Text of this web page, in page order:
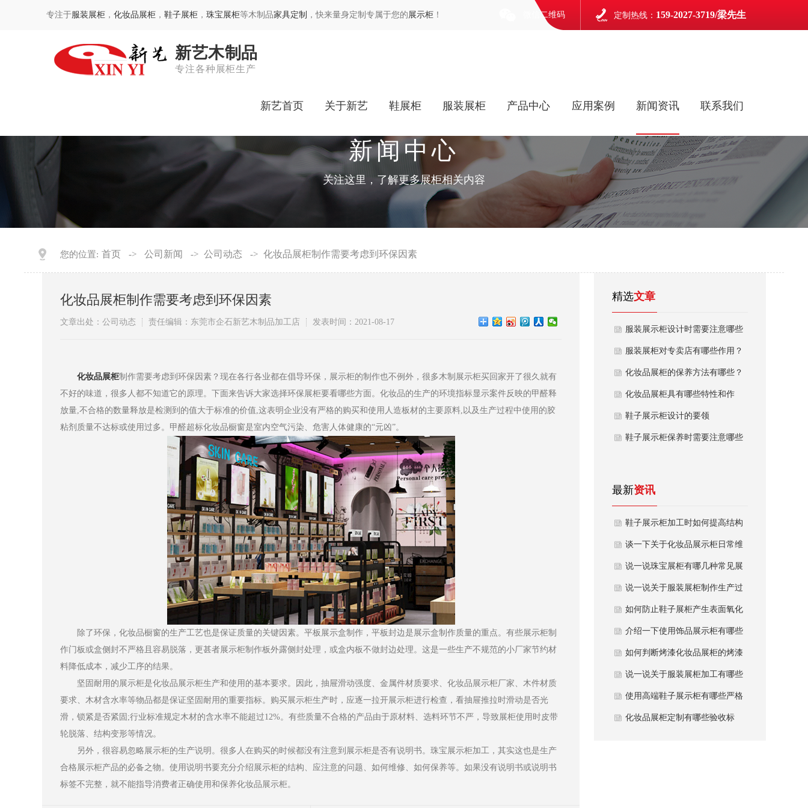
专注于服装展柜 ，化妆品展柜 ，鞋子展柜 ，珠宝展柜等木制品家具定制 ，快来量身定制专属于您的展示柜 ！ 微信二维码 定制热线： 159-2027-3719/梁先生
新艺木制品
专注各种展柜生产
新艺首页 关于新艺 鞋展柜 服装展柜 产品中心 应用案例 新闻资讯 联系我们
新闻中心
关注这里，了解更多展柜相关内容
您的位置: 首页 -> 公司新闻 -> 公司动态 -> 化妆品展柜制作需要考虑到环保因素
化妆品展柜制作需要考虑到环保因素
文章出处：公司动态 责任编辑：东莞市企石新艺木制品加工店 发表时间：2021-08-17
化妆品展柜制作需要考虑到环保因素？现在各行各业都在倡导环保，展示柜的制作也不例外，很多木制展示柜买回家开了很久就有
不好的味道，很多人都不知道它的原理。下面来告诉大家选择环保展柜要看哪些方面。化妆品的生产的环境指标显示案件反映的甲醛释
放量,不合格的数量释放是检测到的值大于标准的价值,这表明企业没有严格的购买和使用人造板材的主要原料,以及生产过程中使用的胶
粘剂质量不达标或使用过多。甲醛超标化妆品橱窗是室内空气污染、危害人体健康的“元凶”。
除了环保，化妆品橱窗的生产工艺也是保证质量的关键因素。平板展示盒制作，平板封边是展示盒制作质量的重点。有些展示柜制
作门板或盒侧封不严格且容易脱落，更甚者展示柜制作板外露侧封处理，或盒内板不做封边处理。这是一些生产不规范的小厂家节约材
料降低成本，减少工序的结果。
坚固耐用的展示柜是化妆品展示柜生产和使用的基本要求。因此，抽屉滑动强度、金属件材质要求、化妆品展示柜厂家、木件材质
要求、木材含水率等物品都是保证坚固耐用的重要指标。购买展示柜生产时，应逐一拉开展示柜进行检查，看抽屉推拉时滑动是否光
滑，锁紧是否紧固;行业标准规定木材的含水率不能超过12%。有些质量不合格的产品由于原材料、选料环节不严，导致展柜使用时皮带
轮脱落、结构变形等情况。
另外，很容易忽略展示柜的生产说明。很多人在购买的时候都没有注意到展示柜是否有说明书。珠宝展示柜加工，其实这也是生产
合格展示柜产品的必备之物。使用说明书要充分介绍展示柜的结构、应注意的问题、如何维修、如何保养等。如果没有说明书或说明书
标签不完整，就不能指导消费者正确使用和保养化妆品展示柜。
精选文章
服装展示柜设计时需要注意哪些
问题
服装展柜对专卖店有哪些作用？
化妆品展柜的保养方法有哪些？
化妆品展柜具有哪些特性和作
用？
鞋子展示柜设计的要领
鞋子展示柜保养时需要注意哪些
最新资讯
鞋子展示柜加工时如何提高结构
加固防变形方法？
谈一下关于化妆品展示柜日常维
护注意事项？
说一说珠宝展柜有哪几种常见展
柜类型？
说一说关于服装展柜制作生产过
程中避坑哪些要点？
如何防止鞋子展柜产生表面氧化
发黄现象？
介绍一下使用饰品展示柜有哪些
常用材质？
如何判断烤漆化妆品展柜的烤漆
质量好坏？
说一说关于服装展柜加工有哪些
性能优势？
使用高端鞋子展示柜有哪些严格
质量要求？
化妆品展柜定制有哪些验收标